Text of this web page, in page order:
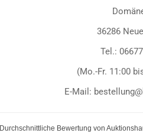
36286
Tel.:
(Mo.-Fr. 11:00
E-Mail:
Durchschnittliche Bewertung von